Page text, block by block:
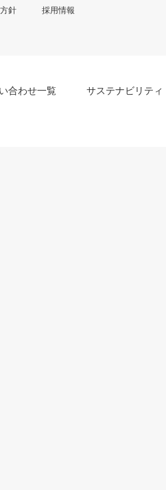
針 採用情報
合わせ一覧 サステナビリティ